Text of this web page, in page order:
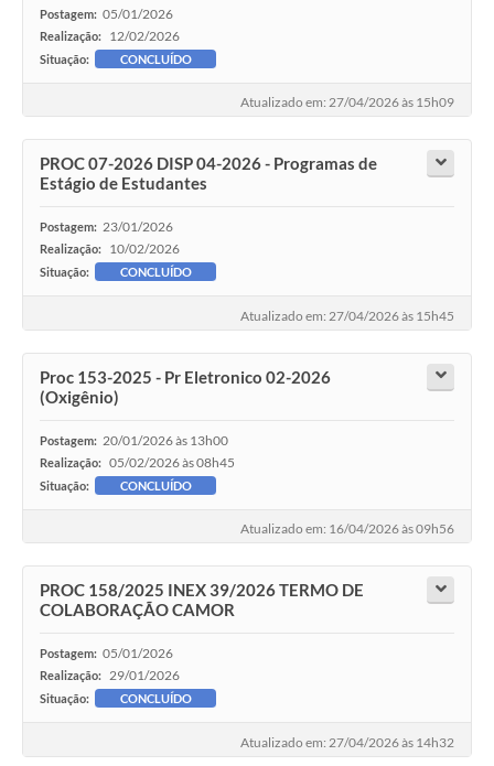
Postagem: 05/01/2026
Realização: 12/02/2026
Situação: CONCLUÍDO
Atualizado em: 27/04/2026 às 15h09
PROC 07-2026 DISP 04-2026 - Programas de
Estágio de Estudantes
Postagem: 23/01/2026
Realização: 10/02/2026
Situação: CONCLUÍDO
Atualizado em: 27/04/2026 às 15h45
Proc 153-2025 - Pr Eletronico 02-2026
(Oxigênio)
Postagem: 20/01/2026 às 13h00
Realização: 05/02/2026 às 08h45
Situação: CONCLUÍDO
Atualizado em: 16/04/2026 às 09h56
PROC 158/2025 INEX 39/2026 TERMO DE
COLABORAÇÃO CAMOR
Postagem: 05/01/2026
Realização: 29/01/2026
Situação: CONCLUÍDO
Atualizado em: 27/04/2026 às 14h32